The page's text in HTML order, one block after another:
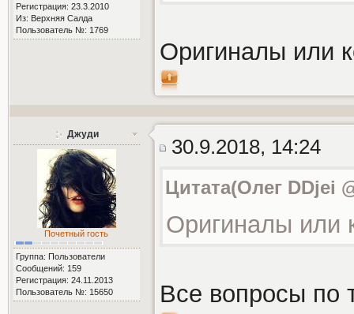
Регистрация: 23.3.2010
Из: Верхняя Салда
Пользователь №: 1769
Оригиналы или
Джуди
Почетный гость
Группа: Пользователи
Сообщений: 159
Регистрация: 24.11.2013
Пользователь №: 15650
30.9.2018, 14:24
Цитата(Олег DDjei
Оригиналы или
Все вопросы по